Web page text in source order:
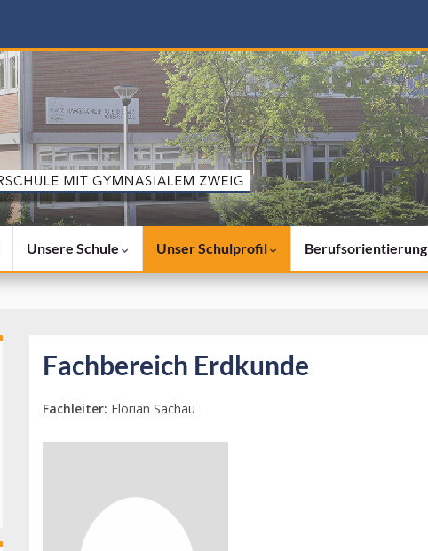
Unsere Schule Unser Schulprofil Berufsorientierung
Fachbereich Erdkunde
Fachleiter: Florian Sachau